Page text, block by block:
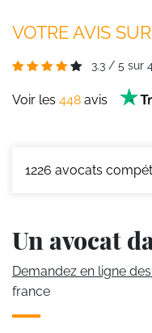
VOTRE AVIS
3.3 / 5 sur
Voir les 448 avis
1226 avocats
Un avocat
Demandez en ligne
france